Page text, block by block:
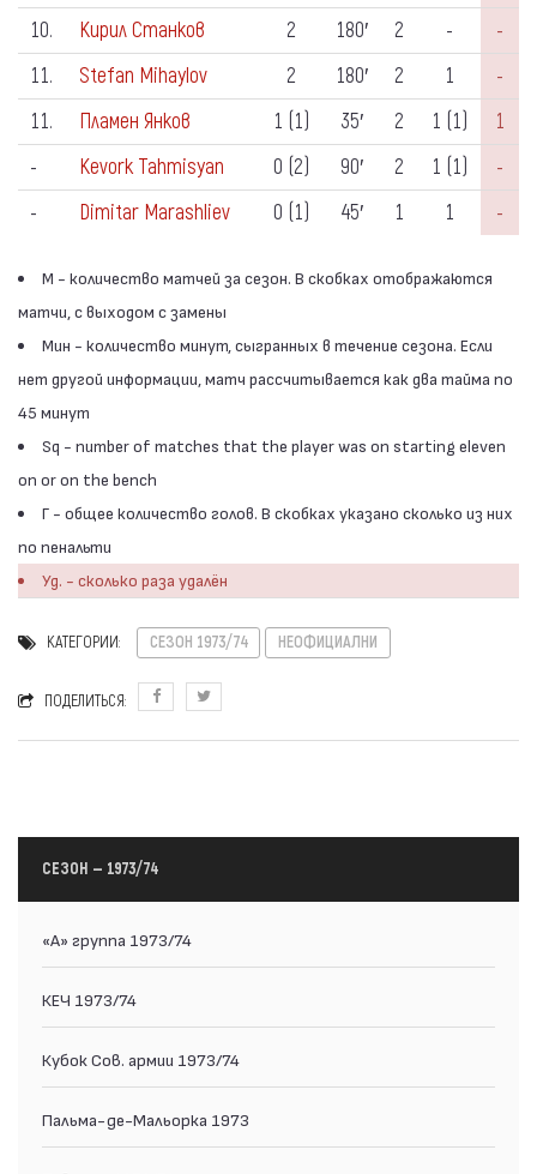
10.
Кирил Станков 2 180′ 2 -
-
11.
Stefan Mihaylov 2 180′ 2 1
-
11.
Пламен Янков 1 (1) 35′ 2 1 (1)
1
-
Kevork Tahmisyan 0 (2) 90′ 2 1 (1)
-
-
Dimitar Marashliev 0 (1) 45′ 1 1 -
М - количество матчей за сезон. В скобках отображаются
матчи, с выходом с замены
Мин - количество минут, сыгранных в течение сезона. Если
нет другой информации, матч рассчитывается как два тайма по
45 минут
Sq - number of matches that the player was on starting eleven
on or on the bench
Г - общее количество голов. В скобках указано сколько из них
по пенальти
Уд. - сколько раза удалён
КАТЕГОРИИ: СЕЗОН 1973/74 НЕОФИЦИАЛНИ
ПОДЕЛИТЬСЯ:
СЕЗОН — 1973/74
«А» группа 1973/74
КЕЧ 1973/74
Кубок Сов. армии 1973/74
Пальма-де-Мальорка 1973